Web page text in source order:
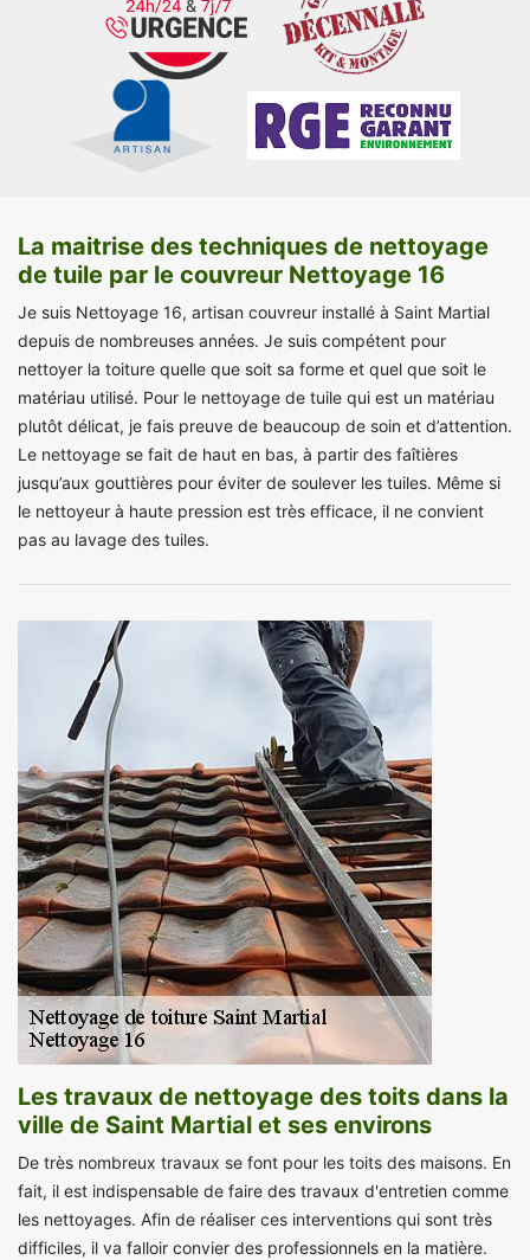
La maitrise des techniques de nettoyage
de tuile par le couvreur Nettoyage 16
Je suis Nettoyage 16, artisan couvreur installé à Saint Martial
depuis de nombreuses années. Je suis compétent pour
nettoyer la toiture quelle que soit sa forme et quel que soit le
matériau utilisé. Pour le nettoyage de tuile qui est un matériau
plutôt délicat, je fais preuve de beaucoup de soin et d’attention.
Le nettoyage se fait de haut en bas, à partir des faîtières
jusqu’aux gouttières pour éviter de soulever les tuiles. Même si
le nettoyeur à haute pression est très efficace, il ne convient
pas au lavage des tuiles.
Les travaux de nettoyage des toits dans la
ville de Saint Martial et ses environs
De très nombreux travaux se font pour les toits des maisons. En
fait, il est indispensable de faire des travaux d'entretien comme
les nettoyages. Afin de réaliser ces interventions qui sont très
difficiles, il va falloir convier des professionnels en la matière.